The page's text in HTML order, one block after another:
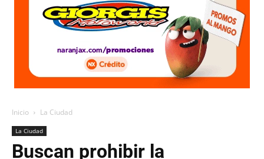
Inicio La Ciudad
La Ciudad
Buscan prohibir la